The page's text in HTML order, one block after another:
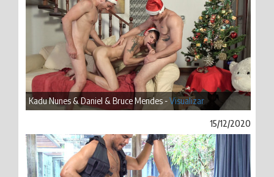
Kadu Nunes & Daniel & Bruce Mendes -Visualizar
15/12/2020